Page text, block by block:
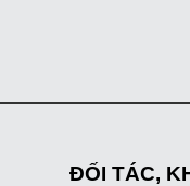
ĐỐI TÁC,